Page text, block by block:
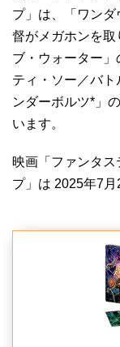
プ」は、「ワン
督がメガホンを
ブ・ウォーター
ティ・ソー／バ
ンダーボルツ*」
います。
映画「ファンタ
プ」は 2025年7月